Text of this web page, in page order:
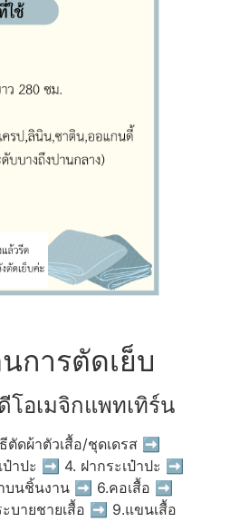
การตัดเย็บ
โอเมจิกแพทเทิร์น
ตัดผ้าตัวเสื้อ/ชุดเดรส ➡
ป๋าปะ ➡ 4. ฝากระเป๋าปะ ➡
าบนชิ้นงาน ➡ 6.คอเสื้อ ➡
บายชายเสื้อ ➡ 9.แขนเสื้อ